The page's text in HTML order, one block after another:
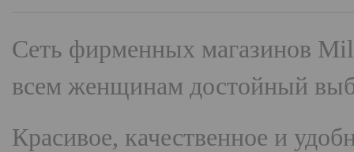
Сеть фирменных магазинов
всем женщинам достойный
Красивое, качественное и